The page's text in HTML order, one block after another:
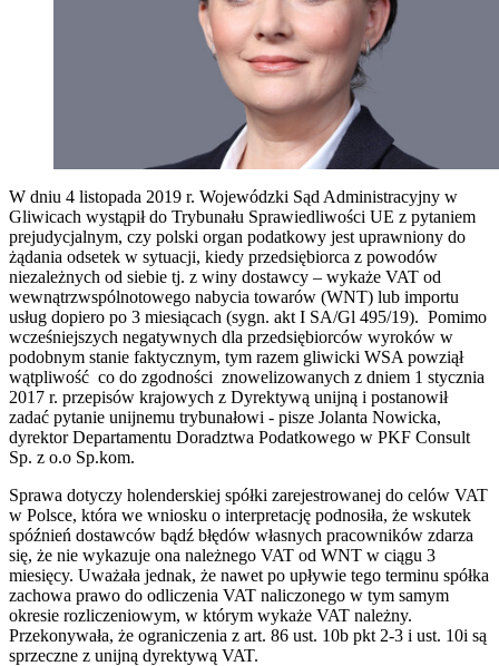
W dniu 4 listopada 2019 r. Wojewódzki Sąd Administracyjny w
Gliwicach wystąpił do Trybunału Sprawiedliwości UE z pytaniem
prejudycjalnym, czy polski organ podatkowy jest uprawniony do
żądania odsetek w sytuacji, kiedy przedsiębiorca z powodów
niezależnych od siebie tj. z winy dostawcy – wykaże VAT od
wewnątrzwspólnotowego nabycia towarów (WNT) lub importu
usług dopiero po 3 miesiącach (sygn. akt I SA/Gl 495/19). Pomimo
wcześniejszych negatywnych dla przedsiębiorców wyroków w
podobnym stanie faktycznym, tym razem gliwicki WSA powziął
wątpliwość co do zgodności znowelizowanych z dniem 1 stycznia
2017 r. przepisów krajowych z Dyrektywą unijną i postanowił
zadać pytanie unijnemu trybunałowi - pisze Jolanta Nowicka,
dyrektor Departamentu Doradztwa Podatkowego w PKF Consult
Sp. z o.o Sp.kom.
Sprawa dotyczy holenderskiej spółki zarejestrowanej do celów VAT
w Polsce, która we wniosku o interpretację podnosiła, że wskutek
spóźnień dostawców bądź błędów własnych pracowników zdarza
się, że nie wykazuje ona należnego VAT od WNT w ciągu 3
miesięcy. Uważała jednak, że nawet po upływie tego terminu spółka
zachowa prawo do odliczenia VAT naliczonego w tym samym
okresie rozliczeniowym, w którym wykaże VAT należny.
Przekonywała, że ograniczenia z art. 86 ust. 10b pkt 2-3 i ust. 10i są
sprzeczne z unijną dyrektywą VAT.